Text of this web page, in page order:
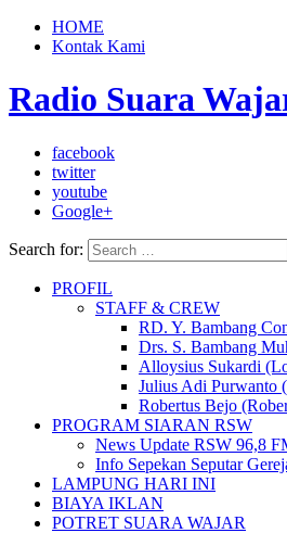
HOME
Kontak Kami
Radio Suara
facebook
twitter
youtube
Google+
Search for:
PROFIL
STAFF & CREW
RD. Y. Bambang
Drs. S. Bambang
Alloysius Sukardi
Julius Adi Purwanto
Robertus Bejo
PROGRAM SIARAN RSW
News Update RSW 96,8
Info Sepekan Seputar
LAMPUNG HARI INI
BIAYA IKLAN
POTRET SUARA WAJAR